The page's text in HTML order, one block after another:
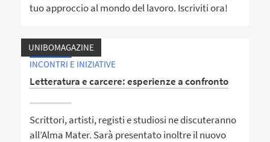
tuo approccio al mondo del lavoro. Iscriviti ora!
UNIBOMAGAZINE
INCONTRI E INIZIATIVE
Letteratura e carcere: esperienze a confronto
Scrittori, artisti, registi e studiosi ne discuteranno
all’Alma Mater. Sarà presentato inoltre il nuovo